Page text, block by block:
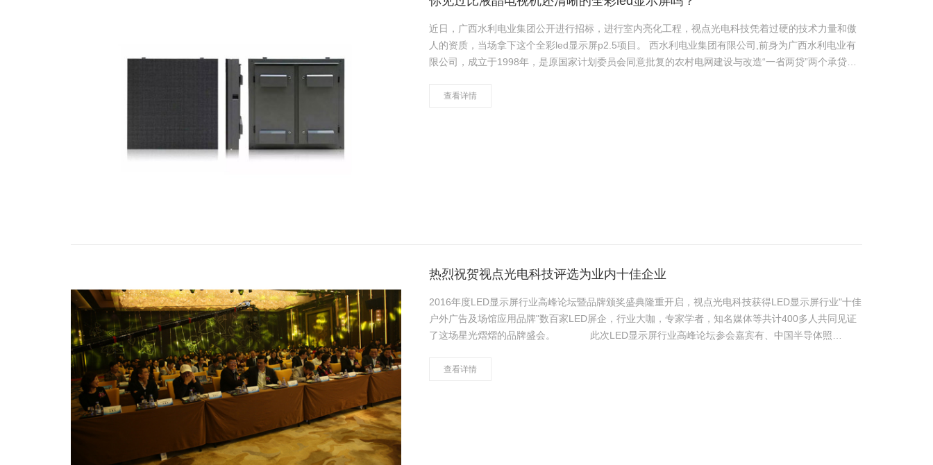
近日，广西水利电业集团公开进行招标，进行室内亮化工程，视点光电科技凭着过硬的技术力量和傲
人的资质，当场拿下这个全彩led显示屏p2.5项目。 西水利电业集团有限公司,前身为广西水利电业有
限公司，成立于1998年，是原国家计划委员会同意批复的农村电网建设与改造“一省两贷”两个承贷主
查看详情
热烈祝贺视点光电科技评选为业内十佳企业
2016年度LED显示屏行业高峰论坛暨品牌颁奖盛典隆重开启，视点光电科技获得LED显示屏行业"十佳
户外广告及场馆应用品牌"数百家LED屏企，行业大咖，专家学者，知名媒体等共计400多人共同见证
了这场星光熠熠的品牌盛会。 此次LED显示屏行业高峰论坛参会嘉宾有、中国半导体照
查看详情